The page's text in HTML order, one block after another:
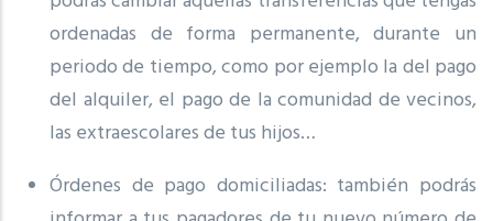
ordenadas de forma permanente, durante un
periodo de tiempo, como por ejemplo la del pago
del alquiler, el pago de la comunidad de vecinos,
las extraescolares de tus hijos…
Órdenes de pago domiciliadas: también podrás